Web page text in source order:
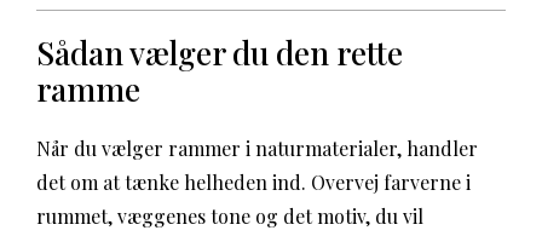
Sådan vælger du den rette
ramme
Når du vælger rammer i naturmaterialer, handler
det om at tænke helheden ind. Overvej farverne i
rummet, væggenes tone og det motiv, du vil